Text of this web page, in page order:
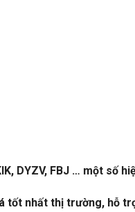
DYZV, FBJ … một số
tốt nhất thị trường, hỗ